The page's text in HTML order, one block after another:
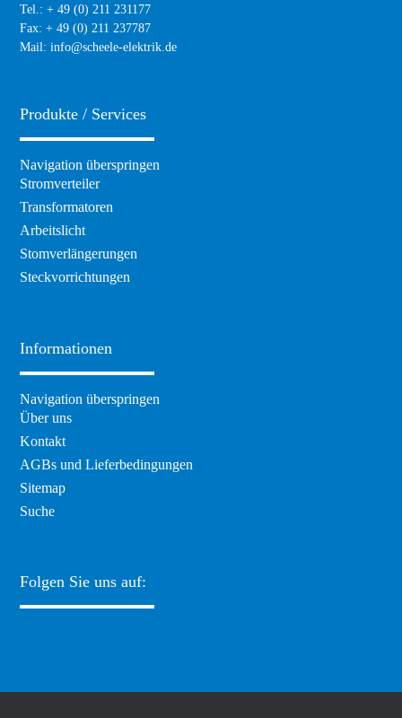
Tel.: + 49 (0) 211 231177
Fax: + 49 (0) 211 237787
Mail:info@scheele-elektrik.de
Produkte / Services
Navigation überspringen
Stromverteiler
Transformatoren
Arbeitslicht
Stomverlängerungen
Steckvorrichtungen
Informationen
Navigation überspringen
Über uns
Kontakt
AGBs und Lieferbedingungen
Sitemap
Suche
Folgen Sie uns auf: